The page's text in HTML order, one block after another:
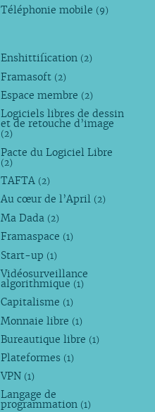
Téléphonie mobile (9)
Enshittification (2)
Framasoft (2)
Espace membre (2)
Logiciels libres de dessin
et de retouche d’image
(2)
Pacte du Logiciel Libre
(2)
TAFTA (2)
Au cœur de l’April (2)
Ma Dada (2)
Framaspace (1)
Start-up (1)
Vidéosurveillance
algorithmique (1)
Capitalisme (1)
Monnaie libre (1)
Bureautique libre (1)
Plateformes (1)
VPN (1)
Langage de
programmation (1)